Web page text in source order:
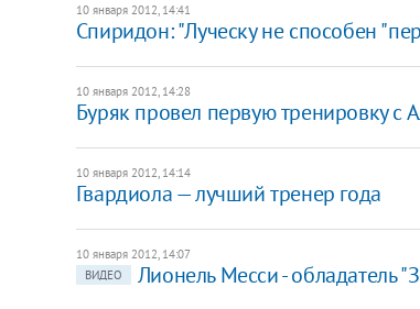
10 января 2012, 14:41
Спиридон: "Луческу не способен
10 января 2012, 14:28
Буряк провел первую тренировку с
10 января 2012, 14:14
Гвардиола — лучший тренер года
10 января 2012, 14:07
ВИДЕО
Лионель Месси - обладатель